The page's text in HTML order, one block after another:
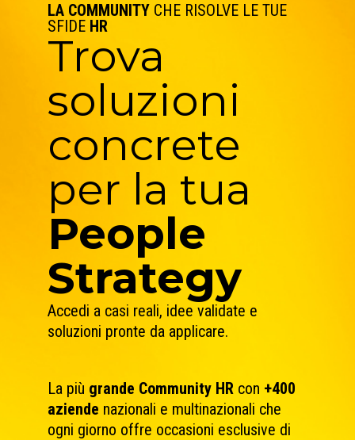
LA COMMUNITY CHE RISOLVE LE TUE
SFIDE HR
Trova
soluzioni
concrete
per la tua
People
Strategy
Accedi a casi reali, idee validate e
soluzioni pronte da applicare.
La più grande Community HR con +400
aziende nazionali e multinazionali che
ogni giorno offre occasioni esclusive di